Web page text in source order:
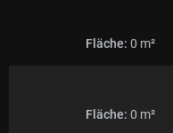
Fläche: 0 m²
Fläche: 0 m²